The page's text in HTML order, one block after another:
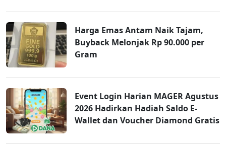
Harga Emas Antam Naik Tajam,
Buyback Melonjak Rp 90.000 per
Gram
Event Login Harian MAGER Agustus
2026 Hadirkan Hadiah Saldo E-
Wallet dan Voucher Diamond Gratis